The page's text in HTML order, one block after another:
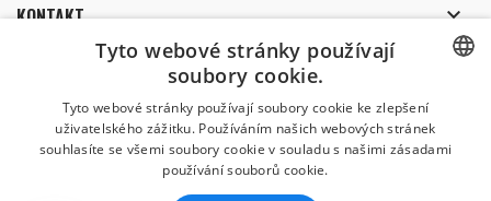
KONTAKT 
ODBĚR NOVINEK
Uděluji souhlas se
zpracováním osobních údajů.
CZECH
Tyto webové stránky používají
soubory cookie.
Tyto webové stránky používají soubory cookie ke zlepšení
uživatelského zážitku. Používáním našich webových stránek
souhlasíte se všemi soubory cookie v souladu s našimi zásadami
používání souborů cookie.